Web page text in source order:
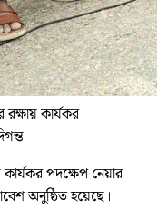
কার্যকর
পদক্ষেপ নেয়ার
অনুষ্ঠিত হয়েছে।